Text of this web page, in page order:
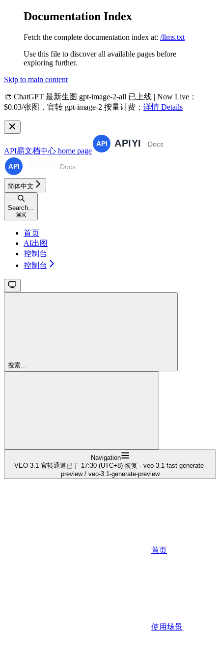
Documentation Index
Fetch the complete documentation index at: /llms.txt
Use this file to discover all available pages before
exploring further.
Skip to main content
🎨 ChatGPT 最新生图 gpt-image-2-all 已上线 | Now Live ：
$0.03/张图，官转 gpt-image-2 按量计费； 详情 Details
API易文档中心 home page
简体中文
Search...
⌘ K
首页
AI出图
控制台
控制台
搜索...
Navigation
VEO 3.1 官转通道已于 17:30 (UTC+8) 恢复 · veo-3.1-fast-generate-
preview / veo-3.1-generate-preview
首页
使用场景